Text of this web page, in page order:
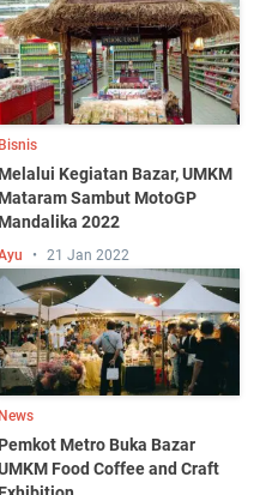
Melalui Kegiatan Bazar, UMKM
Mataram Sambut MotoGP
Mandalika 2022
21 Jan 2022
Pemkot Metro Buka Bazar
Food Coffee and Craft